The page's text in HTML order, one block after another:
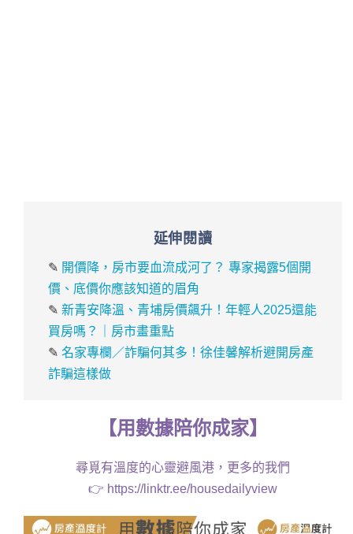
延伸閱讀
✎ 開價降，房市要血流成河了？ 專家揭露5個開
價、底價你應該知道的眉角
✎新青安降溫、青埔房價飆升！年輕人2025還能
買房嗎？｜房市畫重點
✎名家專欄／詐騙何其多！徐佳馨解析避開房產
詐騙這樣做
【用數據陪你成家】
尋覓有溫度的心靈避風港，更多的我們
👉 https://linktr.ee/housedailyview